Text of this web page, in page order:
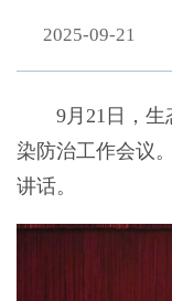
2025-09-21
9月21日，生
染防治工作会议
讲话。